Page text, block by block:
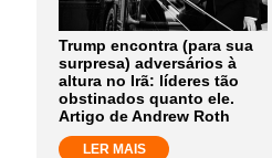
Trump encontra (para sua
surpresa) adversários à
altura no Irã: líderes tão
obstinados quanto ele.
Artigo de Andrew Roth
LER MAIS